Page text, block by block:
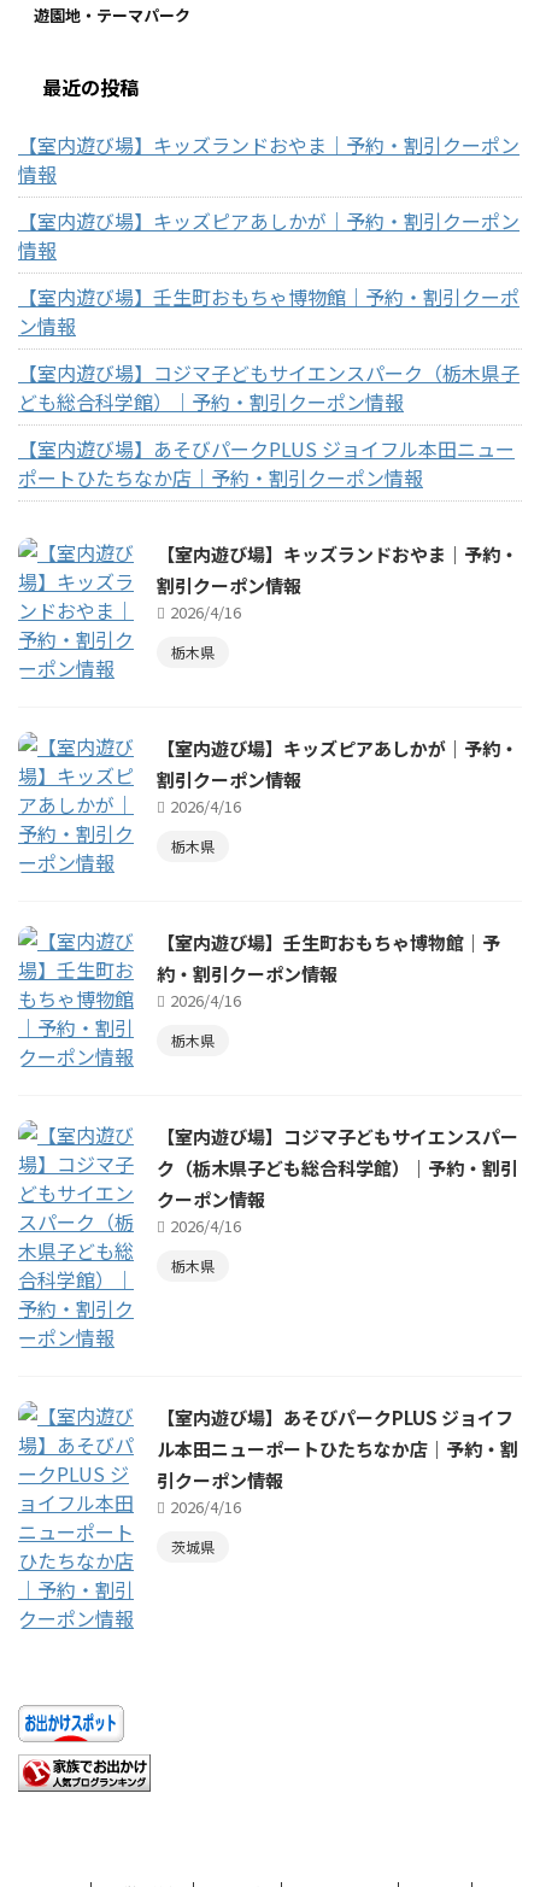
遊園地・テーマパーク
最近の投稿
【室内遊び場】キッズランドおやま｜予約・割引クーポン
情報
【室内遊び場】キッズピアあしかが｜予約・割引クーポン
情報
【室内遊び場】壬生町おもちゃ博物館｜予約・割引クーポ
ン情報
【室内遊び場】コジマ子どもサイエンスパーク（栃木県子
ども総合科学館）｜予約・割引クーポン情報
【室内遊び場】あそびパークPLUS ジョイフル本田ニュー
ポートひたちなか店｜予約・割引クーポン情報
【室内遊び場】キッズランドおやま｜予約・
割引クーポン情報
2026/4/16
栃木県
【室内遊び場】キッズピアあしかが｜予約・
割引クーポン情報
2026/4/16
栃木県
【室内遊び場】壬生町おもちゃ博物館｜予
約・割引クーポン情報
2026/4/16
栃木県
【室内遊び場】コジマ子どもサイエンスパー
ク（栃木県子ども総合科学館）｜予約・割引
クーポン情報
2026/4/16
栃木県
【室内遊び場】あそびパークPLUS ジョイフ
ル本田ニューポートひたちなか店｜予約・割
引クーポン情報
2026/4/16
茨城県